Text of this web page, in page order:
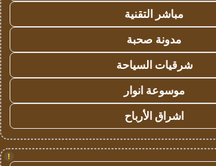
مباشر التقنية
مدونة صحبة
شرقيات السياحة
موسوعة انوار
اشراق الأرباح
!